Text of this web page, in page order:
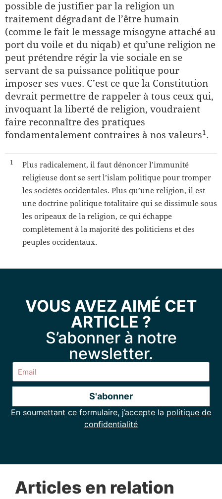
possible de justifier par la religion un
traitement dégradant de l’être humain
(comme le fait le message misogyne attaché au
port du voile et du niqab) et qu’une religion ne
peut prétendre régir la vie sociale en se
servant de sa puissance politique pour
imposer ses vues. C’est ce que la Constitution
devrait permettre de rappeler à tous ceux qui,
invoquant la liberté de religion, voudraient
faire reconnaître des pratiques
fondamentalement contraires à nos valeurs​1​ .
​1​
Plus radicalement, il faut dénoncer l’immunité
religieuse dont se sert l’islam politique pour tromper
les sociétés occidentales. Plus qu’une religion, il est
une doctrine politique totalitaire qui se dissimule sous
les oripeaux de la religion, ce qui échappe
complètement à la majorité des politiciens et des
peuples occidentaux.
VOUS AVEZ AIMÉ CET
ARTICLE ?
S’abonner à notre
newsletter.
S'abonner
Alternative:
En soumettant ce formulaire, j’accepte la politique de
confidentialité
Articles en relation